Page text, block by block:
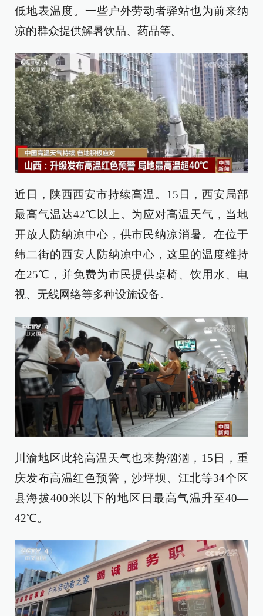
低地表温度。一些户外劳动者驿站也为前来纳
凉的群众提供解暑饮品、药品等。
近日，陕西西安市持续高温。15日，西安局部
最高气温达42℃以上。为应对高温天气，当地
开放人防纳凉中心，供市民纳凉消暑。在位于
纬二街的西安人防纳凉中心，这里的温度维持
在25℃，并免费为市民提供桌椅、饮用水、电
视、无线网络等多种设施设备。
川渝地区此轮高温天气也来势汹汹，15日，重
庆发布高温红色预警，沙坪坝、江北等34个区
县海拔400米以下的地区日最高气温升至40—
42℃。